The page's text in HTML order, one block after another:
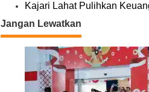
Kajari Lahat Pulihkan
Jangan Lewatkan